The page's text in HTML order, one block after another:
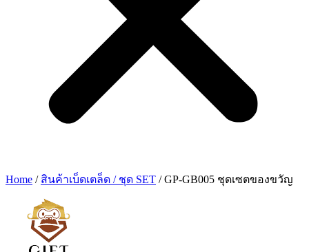
Home / สินค้าเบ็ดเตล็ด / ชุด SET / GP-GB005 ชุดเซตของขวัญ